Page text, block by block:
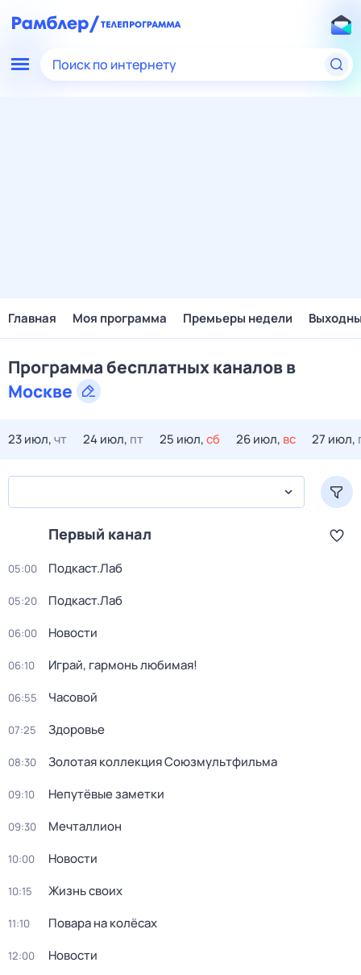
Поиск по интернету
Главная Моя программа Премьеры недели
Программа бесплатных каналов в
Москве
23 июл,чт 24 июл, пт 25 июл,сб 26 июл, вс 27 июл,
Первый канал
05:00 Подкаст.Лаб
05:20 Подкаст.Лаб
06:00 Новости
06:10 Играй, гармонь любимая!
06:55 Часовой
07:25 Здоровье
08:30 Золотая коллекция Союзмультфильма
09:10 Непутёвые заметки
09:30 Мечталлион
10:00 Новости
10:15 Жизнь своих
11:10 Повара на колёсах
12:00 Новости